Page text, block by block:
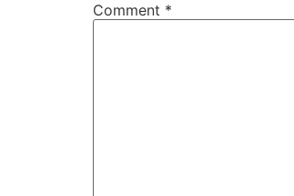
Comment *